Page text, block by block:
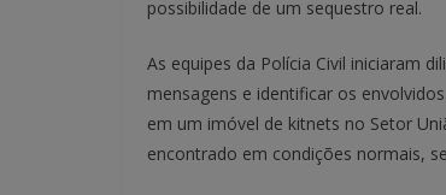
possibilidade de um sequestro real.
As equipes da Polícia Civil iniciaram
mensagens e identificar os
em um imóvel de kitnets no Setor
encontrado em condições normais,